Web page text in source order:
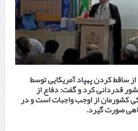
ساقط کردن پهپاد آمریکایی توسط
قدردانی کرد و گفت: دفاع از
کشورمان از اوجب واجبات است و در
صورت گیرد.